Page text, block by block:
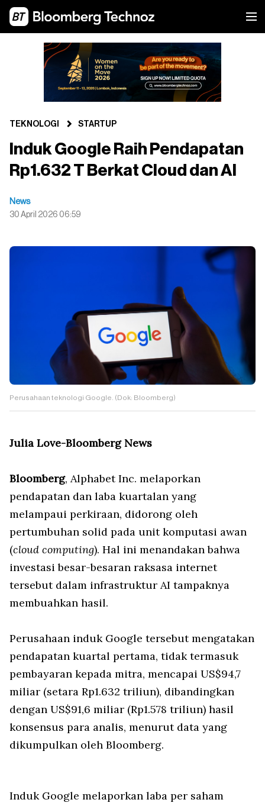
TEKNOLOGI STARTUP
Induk Google Raih Pendapatan
Rp1.632 T Berkat Cloud dan AI
News
30 April 2026 06:59
Perusahaan teknologi Google. (Dok: Bloomberg)
Julia Love-Bloomberg News
Bloomberg, Alphabet Inc. melaporkan
pendapatan dan laba kuartalan yang
melampaui perkiraan, didorong oleh
pertumbuhan solid pada unit komputasi awan
(cloud computing). Hal ini menandakan bahwa
investasi besar-besaran raksasa internet
tersebut dalam infrastruktur AI tampaknya
membuahkan hasil.
Perusahaan induk Google tersebut mengatakan
pendapatan kuartal pertama, tidak termasuk
pembayaran kepada mitra, mencapai US$94,7
miliar (setara Rp1.632 triliun), dibandingkan
dengan US$91,6 miliar (Rp1.578 triliun) hasil
konsensus para analis, menurut data yang
dikumpulkan oleh Bloomberg.
Induk Google melaporkan laba per saham